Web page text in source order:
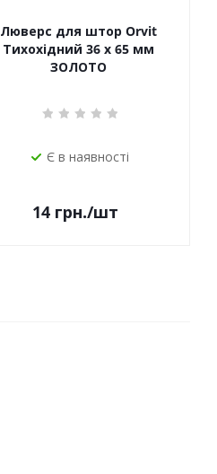
Люверс для штор Orvit
Тихохідний 36 х 65 мм
ЗОЛОТО
Є в наявності
14 грн./шт